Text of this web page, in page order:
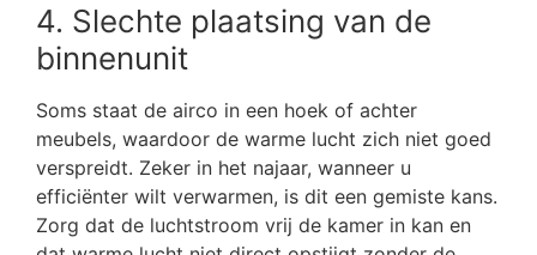
4. Slechte plaatsing van de
binnenunit
Soms staat de airco in een hoek of achter
meubels, waardoor de warme lucht zich niet goed
verspreidt. Zeker in het najaar, wanneer u
efficiënter wilt verwarmen, is dit een gemiste kans.
Zorg dat de luchtstroom vrij de kamer in kan en